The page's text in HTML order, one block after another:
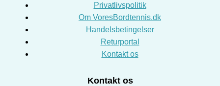
Privatlivspolitik
Om VoresBordtennis.dk
Handelsbetingelser
Returportal
Kontakt os
Kontakt os